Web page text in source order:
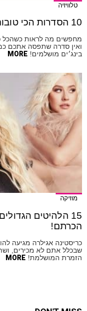
טלוויזיה
10 הסדרות הכי טובות של 2023 לבינג׳!
מחפשים מה לראות כשהכל
ואין סדרה שתפסה אתכם
בינג׳ים מושלמים! MORE
מוזיקה
15 הלהיטים
הכרתם!
כריסטינה אגילרה מגיעה
שבכלל אתם לא מכירים,
הזמרת המושלמת! MORE